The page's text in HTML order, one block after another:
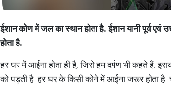
ईशानकोणमेंजलकास्थानहोताहै.ईशानयानीपूर्वएवं
होताहै.
हर घर में आईना होता ही है, जिसे हम दर्पण भी कहते हैं.
को पड़ती है. हर घर के किसी कोने में आईना जरूर होता